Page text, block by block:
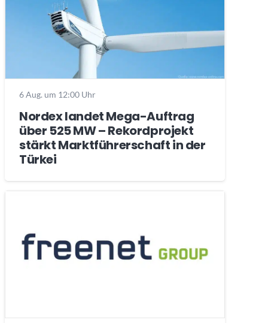
6 Aug. um 12:00 Uhr
Nordex landet Mega-Auftrag
über 525 MW – Rekordprojekt
stärkt Marktführerschaft in der
Türkei